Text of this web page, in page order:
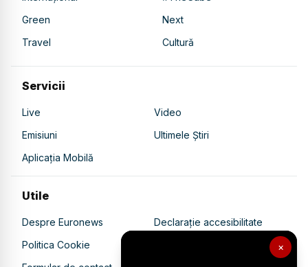
×
Green
Next
Travel
Cultură
Servicii
Live
Video
Emisiuni
Ultimele Știri
Aplicația Mobilă
Utile
Despre Euronews
Declarație accesibilitate
Politica Cookie
Politica de confidențialitate